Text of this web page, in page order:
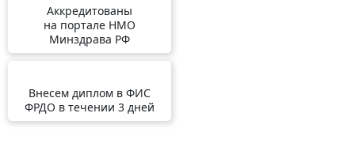
Аккредитованы
на портале НМО
Минздрава РФ
Внесем диплом в ФИС
ФРДО в течении 3 дней